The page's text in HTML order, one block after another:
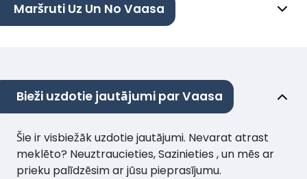
Maršruti Uz Un No Vaasa
Bieži uzdotie jautājumi par Vaasa
Šie ir visbiežāk uzdotie jautājumi. Nevarat atrast
meklēto? Neuztraucieties, Sazinieties , un mēs ar
prieku palīdzēsim ar jūsu pieprasījumu.